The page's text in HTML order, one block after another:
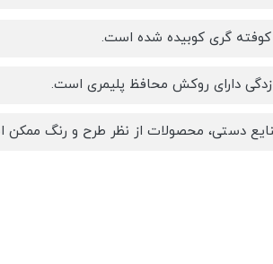
دارای روکش محافظ پلیمری است.
دستی، محصولات از نظر طرح و رنگ ممکن